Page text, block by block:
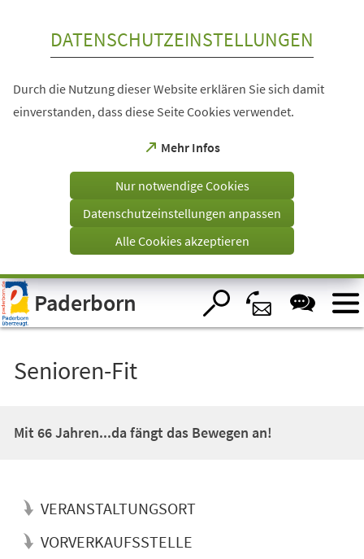
Visuelle
Assistenzsoftware
öffnen.
DATENSCHUTZEINSTELLUNGEN
Durch die Nutzung dieser Website erklären Sie sich damit
einverstanden, dass diese Seite Cookies verwendet.
Mehr Infos
(Öffnet
einem
Tab)
Nur notwendige Cookies
Datenschutzeinstellungen anpassen
Alle Cookies akzeptieren
Paderborn
Senioren-Fit
Mit 66 Jahren...da fängt das Bewegen an!
VERANSTALTUNGSORT
VORVERKAUFSSTELLE